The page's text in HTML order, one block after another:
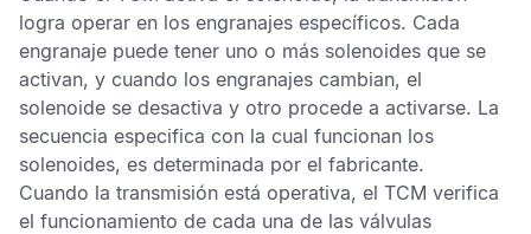
logra operar en los engranajes específicos. Cada
engranaje puede tener uno o más solenoides que se
activan, y cuando los engranajes cambian, el
solenoide se desactiva y otro procede a activarse. La
secuencia especifica con la cual funcionan los
solenoides, es determinada por el fabricante.
Cuando la transmisión está operativa, el TCM verifica
el funcionamiento de cada una de las válvulas